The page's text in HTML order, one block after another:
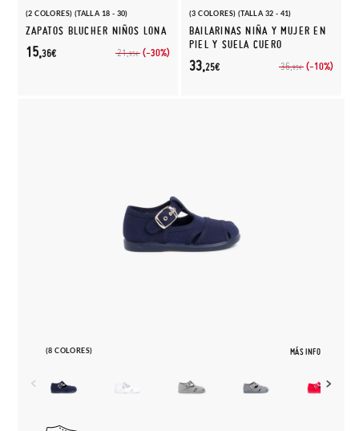
(2 COLORES) (TALLA 18 - 30)
ZAPATOS BLUCHER NIÑOS LONA
21,95€ (-30%)
15,36€
(3 COLORES) (TALLA 32 - 41)
BAILARINAS NIÑA Y MUJER EN
PIEL Y SUELA CUERO
36,95€ (-10%)
33,25€
(8 COLORES) MÁS INFO